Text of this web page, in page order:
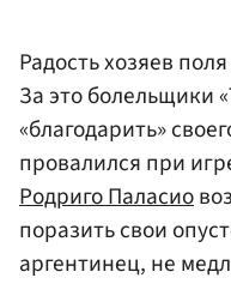
Радость хозяев
За это болельщики
«благодарить»
провалился при
Родриго Паласио
поразить свои
аргентинец, не